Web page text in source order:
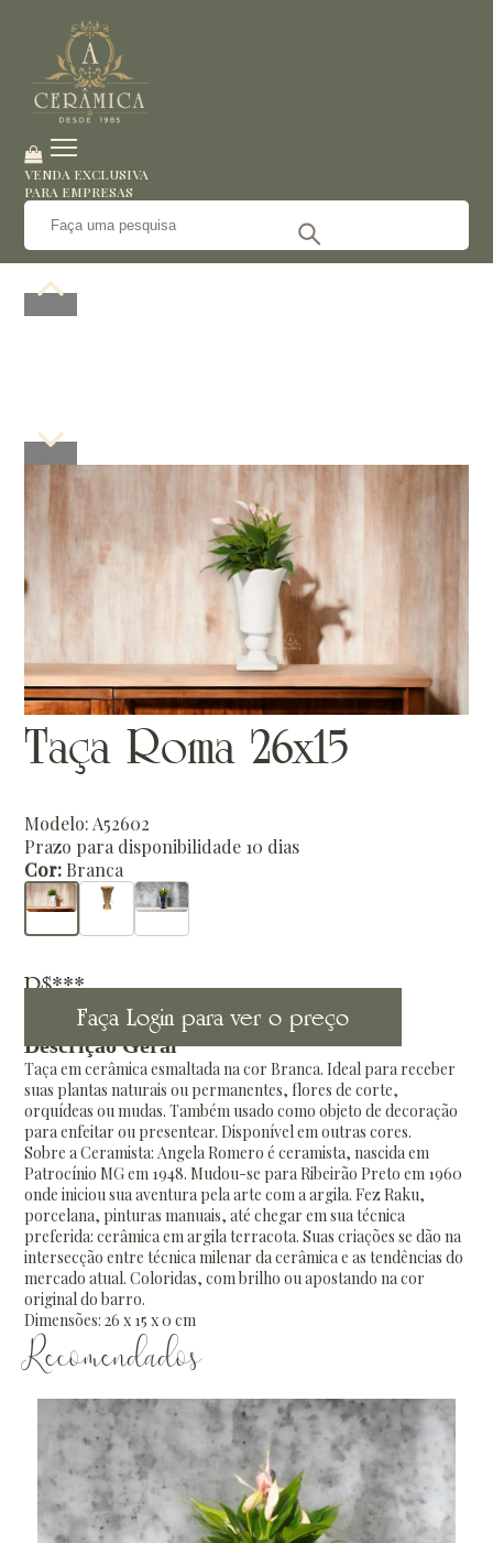
VENDA EXCLUSIVA
PARA EMPRESAS
Taça Roma 26x15
Modelo: A52602
Prazo para disponibilidade 10 dias
Cor: Branca
R$***
Faça Login para ver o preço
Descrição Geral
Taça em cerâmica esmaltada na cor Branca. Ideal para receber
suas plantas naturais ou permanentes, flores de corte,
orquídeas ou mudas. Também usado como objeto de decoração
para enfeitar ou presentear. Disponível em outras cores.
Sobre a Ceramista: Angela Romero é ceramista, nascida em
Patrocínio MG em 1948. Mudou-se para Ribeirão Preto em 1960
onde iniciou sua aventura pela arte com a argila. Fez Raku,
porcelana, pinturas manuais, até chegar em sua técnica
preferida: cerâmica em argila terracota. Suas criações se dão na
intersecção entre técnica milenar da cerâmica e as tendências do
mercado atual. Coloridas, com brilho ou apostando na cor
original do barro.
Dimensões: 26 x 15 x 0 cm
Recomendados